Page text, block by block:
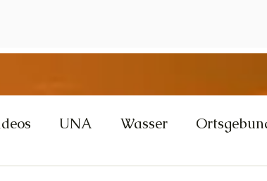
UNA Wasser